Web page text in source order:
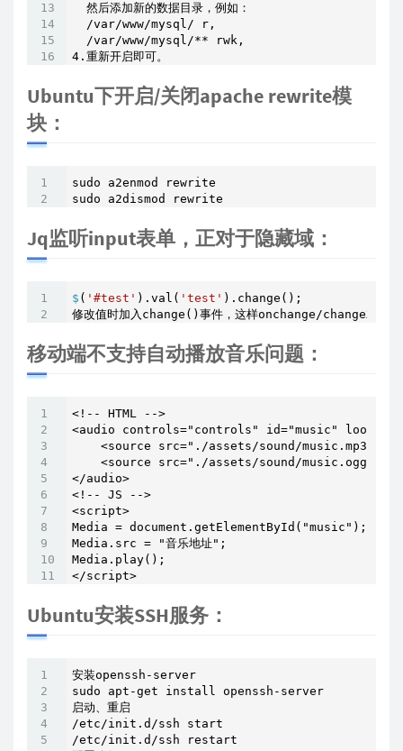
  然后添加新的数据目录，例如：
  /var/www/mysql/ r,
  /var/www/mysql/** rwk,
4.重新开启即可。
Ubuntu下开启/关闭apache rewrite模
块：
sudo a2enmod rewrite
sudo a2dismod rewrite
Jq监听input表单，正对于隐藏域：
$ ( '#test' ).val( 'test' ).change();
修改值时加入change()事件，这样onchange/change就可以
移动端不支持自动播放音乐问题：
<!-- HTML -->
<audio controls="controls" id="music"
<source src="./assets/sound/music.mp3"
<source src="./assets/sound/music.ogg"
</audio>
<!-- JS -->
<script>
Media = document.getElementById("music");
Media.src = "音乐地址";
Media.play();
</script>
Ubuntu安装SSH服务：
安装openssh-server
sudo apt-get install openssh-server
启动、重启
/etc/init.d/ssh start
/etc/init.d/ssh restart